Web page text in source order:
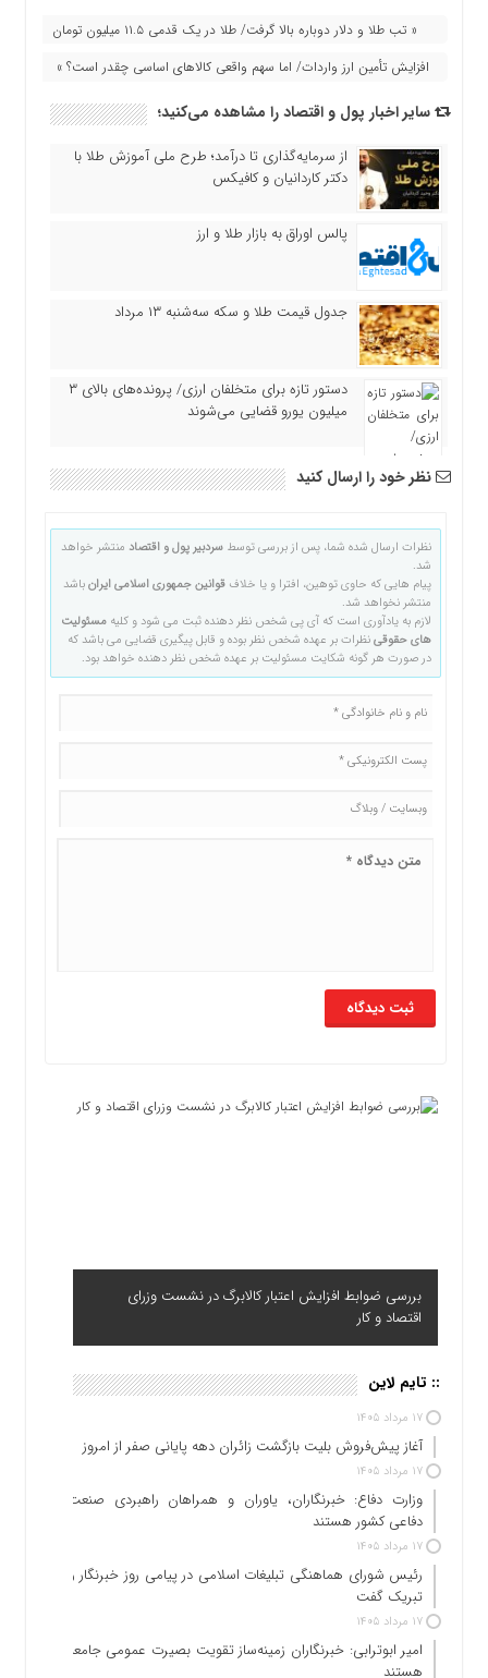
« تب طلا و دلار دوباره بالا گرفت/ طلا در یک قدمی ۱۱.۵ میلیون تومان
افزایش تأمین ارز واردات/ اما سهم واقعی کالاهای اساسی چقدر است؟ »
سایر اخبار پول و اقتصاد را مشاهده می‌کنید؛
از سرمایه‌گذاری تا درآمد؛ طرح ملی آموزش طلا با
دکتر کاردانیان و کافیکس
پالس اوراق به بازار طلا و ارز
جدول قیمت طلا و سکه سه‌شنبه ۱۳ مرداد
دستور تازه برای متخلفان ارزی/ پرونده‌های بالای ۳
میلیون یورو قضایی می‌شوند
نظر خود را ارسال کنید
نظرات ارسال شده شما، پس از بررسی توسط سردبیر پول و اقتصاد منتشر خواهد
شد.
پیام هایی که حاوی توهین، افترا و یا خلاف قوانین جمهوری اسلامی ایرانباشد
منتشر نخواهد شد.
لازم به یادآوری است که آی پی شخص نظر دهنده ثبت می شود و کلیه مسئولیت
های حقوقینظرات بر عهده شخص نظر بوده و قابل پیگیری قضایی می باشد که
در صورت هر گونه شکایت مسئولیت بر عهده شخص نظر دهنده خواهد بود.
بررسی ضوابط افزایش اعتبار کالابرگ در نشست وزرای
اقتصاد و کار
:: تایم لاین
۱۷ مرداد ۱۴۰۵
آغاز پیش‌فروش بلیت بازگشت زائران دهه پایانی صفر از امروز
۱۷ مرداد ۱۴۰۵
وزارت دفاع: خبرنگاران، یاوران و همراهان راهبردی صنعت
دفاعی کشور هستند
۱۷ مرداد ۱۴۰۵
رئیس شورای هماهنگی تبلیغات اسلامی در پیامی روز خبرنگار را
تبریک گفت
۱۷ مرداد ۱۴۰۵
امیر ابوترابی: خبرنگاران زمینه‌ساز تقویت بصیرت عمومی جامعه
هستند